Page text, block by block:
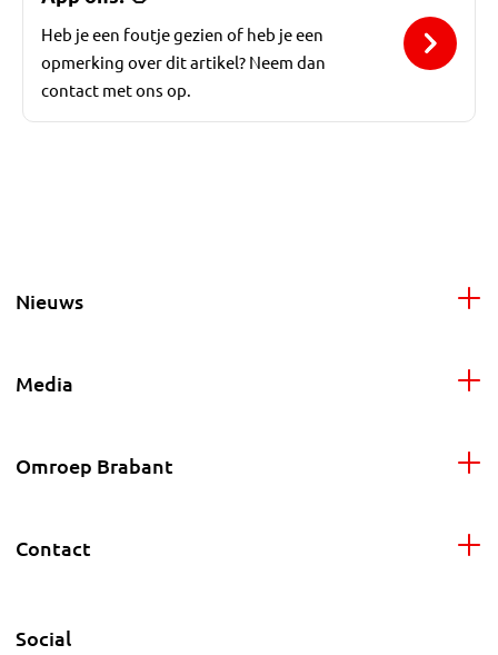
Heb je een foutje gezien of heb je een
opmerking over dit artikel? Neem dan
contact met ons op.
Nieuws
Media
Omroep Brabant
Contact
Social